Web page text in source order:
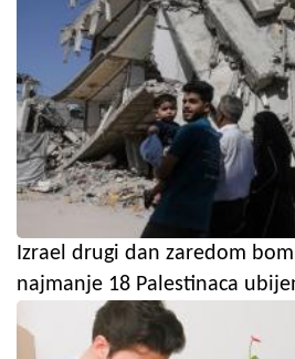
Izrael drugi dan zaredom
najmanje 18 Palestinaca